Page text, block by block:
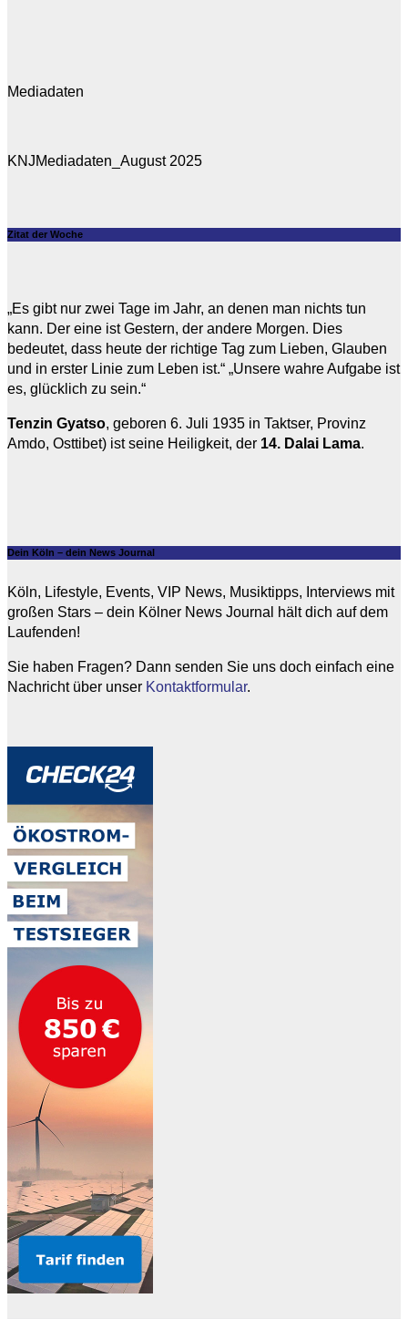
Mediadaten
KNJMediadaten_August 2025
Zitat der Woche
„Es gibt nur zwei Tage im Jahr, an denen man nichts tun
kann. Der eine ist Gestern, der andere Morgen. Dies
bedeutet, dass heute der richtige Tag zum Lieben, Glauben
und in erster Linie zum Leben ist.“ „Unsere wahre Aufgabe ist
es, glücklich zu sein.“
Tenzin Gyatso, geboren 6. Juli 1935 in Taktser, Provinz
Amdo, Osttibet) ist seine Heiligkeit, der 14. Dalai Lama.
Dein Köln – dein News Journal
Köln, Lifestyle, Events, VIP News, Musiktipps, Interviews mit
großen Stars – dein Kölner News Journal hält dich auf dem
Laufenden!
Sie haben Fragen? Dann senden Sie uns doch einfach eine
Nachricht über unser Kontaktformular.